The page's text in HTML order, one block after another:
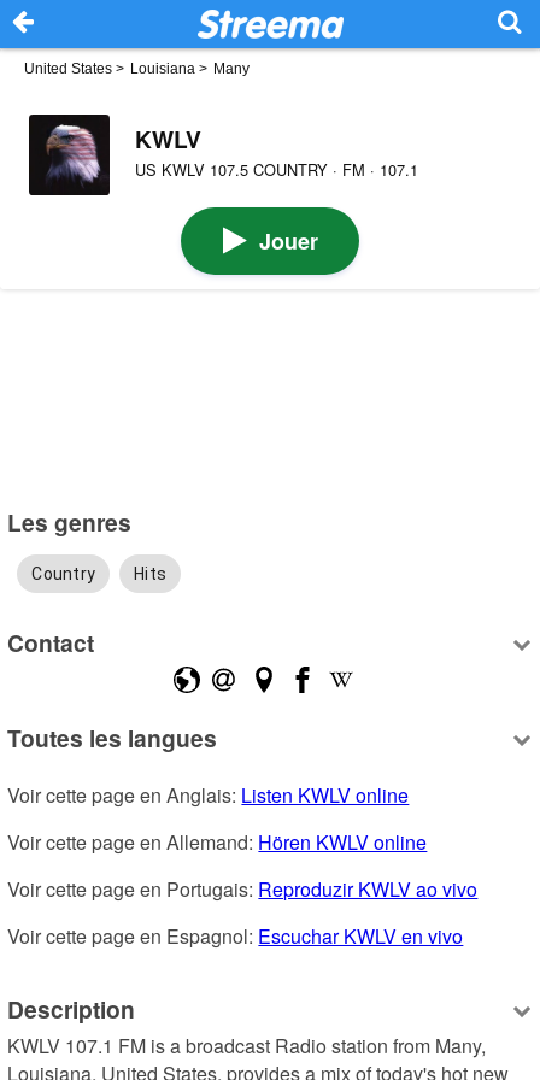
United States > Louisiana > Many
KWLV
US KWLV 107.5 COUNTRY · FM · 107.1
Jouer
Les genres
Country Hits
Contact
Toutes les langues
Voir cette page en Anglais: Listen KWLV online
Voir cette page en Allemand: Hören KWLV online
Voir cette page en Portugais: Reproduzir KWLV ao vivo
Voir cette page en Espagnol: Escuchar KWLV en vivo
Description
KWLV 107.1 FM is a broadcast Radio station from Many,
Louisiana, United States, provides a mix of today's hot new